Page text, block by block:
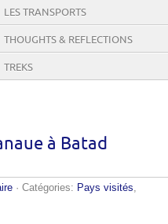
LES TRANSPORTS
THOUGHTS & REFLECTIONS
TREKS
à Batad
· Catégories: Pays visités